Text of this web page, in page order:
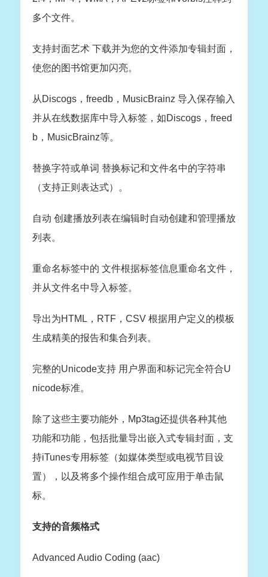
多个文件。
支持封面艺术 下载并为您的文件添加专辑封面，
使您的图书馆更加闪亮。
从Discogs，freedb，MusicBrainz 导入保存输入
并从在线数据库中导入标签，如Discogs，freed
b，MusicBrainz等。
替换字符或单词 替换标记和文件名中的字符串
（支持正则表达式）。
自动 创建播放列表在编辑时自动创建和管理播放
列表。
重命名标签中的 文件根据标签信息重命名文件，
并从文件名中导入标签。
导出为HTML，RTF，CSV 根据用户定义的模板
生成精美的报告和集合列表。
完整的Unicode支持 用户界面和标记完全符合U
nicode标准。
除了这些主要功能外，Mp3tag还提供各种其他
功能和功能，包括批量导出嵌入式专辑封面，支
持iTunes专用标签（如媒体类型或电视节目设
置），以及将多个操作组合成可应用于单击鼠
标。
支持的音频格式
Advanced Audio Coding (aac)